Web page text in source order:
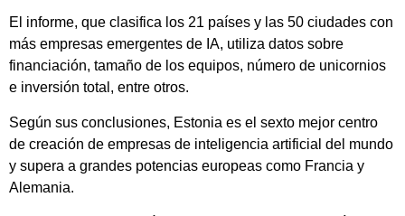
El informe, que clasifica los 21 países y las 50 ciudades con
más empresas emergentes de IA, utiliza datos sobre
financiación, tamaño de los equipos, número de unicornios
e inversión total, entre otros.
Según sus conclusiones, Estonia es el sexto mejor centro
de creación de empresas de inteligencia artificial del mundo
y supera a grandes potencias europeas como Francia y
Alemania.